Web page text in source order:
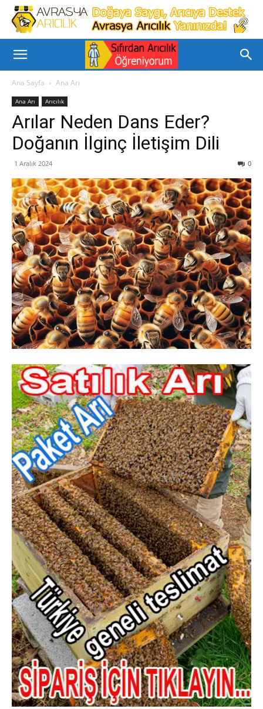
Ana Sayfa Ana Arı
Ana Arı Arıcılık
Arılar Neden Dans Eder?
Doğanın İlginç İletişim Dili
1 Aralık 2024 0